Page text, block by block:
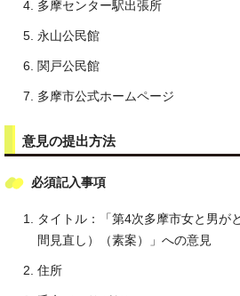
多摩センター駅出張所
永山公民館
関戸公民館
多摩市公式ホームページ
意見の提出方法
必須記入事項
タイトル：「第4次多摩市女と男が
間見直し）（素案）」への意見
住所